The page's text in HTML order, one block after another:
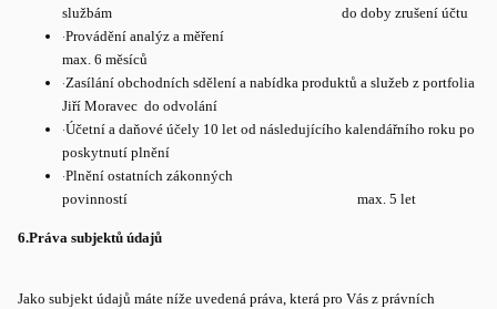
službám do doby zrušení účtu
·Provádění analýz a měření
max. 6 měsíců
·Zasílání obchodních sdělení a nabídka produktů a služeb z portfolia
Jiří Moravec do odvolání
·Účetní a daňové účely 10 let od následujícího kalendářního roku po
poskytnutí plnění
·Plnění ostatních zákonných
povinností max. 5 let
6.Práva subjektů údajů
Jako subjekt údajů máte níže uvedená práva, která pro Vás z právních